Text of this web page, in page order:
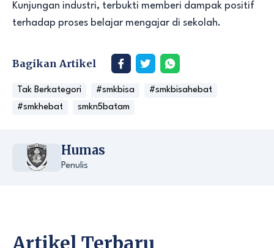
Kunjungan industri, terbukti memberi dampak positif
terhadap proses belajar mengajar di sekolah.
Bagikan Artikel
Tak Berkategori #smkbisa
#smkbisahebat
#smkhebat
smkn5batam
Humas
Penulis
Artikel Terbaru